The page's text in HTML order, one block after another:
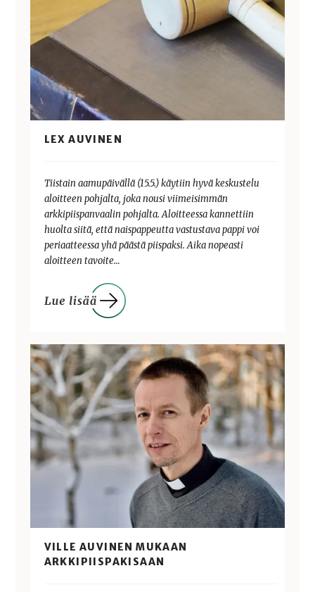
LEX AUVINEN
Tiistain aamupäivällä (15.5.) käytiin hyvä keskustelu
aloitteen pohjalta, joka nousi viimeisimmän
arkkipiispanvaalin pohjalta. Aloitteessa kannettiin
huolta siitä, että naispappeutta vastustava pappi voi
periaatteessa yhä päästä piispaksi. Aika nopeasti
aloitteen tavoite…
VILLE AUVINEN MUKAAN
ARKKIPIISPAKISAAN